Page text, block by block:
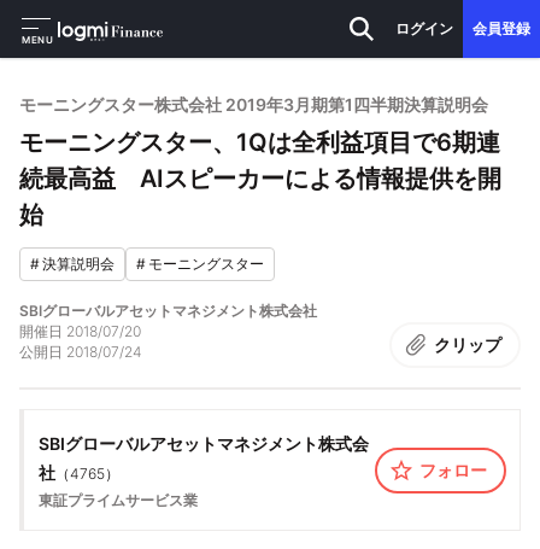
MENU
ログイン 会員登録
モーニングスター株式会社 2019年3月期第1四半期決算説明会
モーニングスター、1Qは全利益項目で6期連
続最高益 AIスピーカーによる情報提供を開
始
#決算説明会 # モーニングスター
SBIグローバルアセットマネジメント株式会社
開催日 2018/07/20
公開日 2018/07/24 クリップ
SBIグローバルアセットマネジメント株式会
社 （4765）
東証プライムサービス業
フォロー